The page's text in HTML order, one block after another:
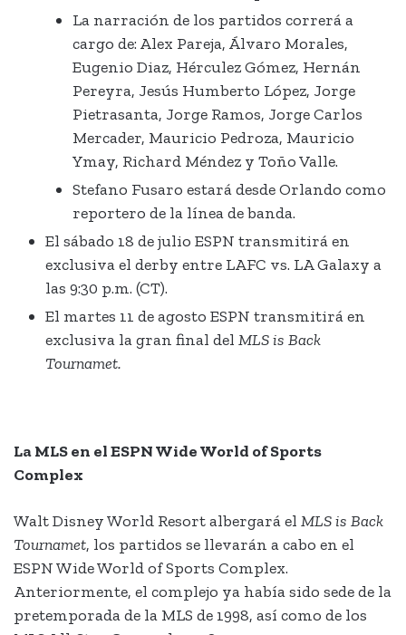
La narración de los partidos correrá a
cargo de: Alex Pareja, Álvaro Morales,
Eugenio Diaz, Hérculez Gómez, Hernán
Pereyra, Jesús Humberto López, Jorge
Pietrasanta, Jorge Ramos, Jorge Carlos
Mercader, Mauricio Pedroza, Mauricio
Ymay, Richard Méndez y Toño Valle.
Stefano Fusaro estará desde Orlando como
reportero de la línea de banda.
El sábado 18 de julio ESPN transmitirá en
exclusiva el derby entre LAFC vs. LA Galaxy a
las 9:30 p.m. (CT).
El martes 11 de agosto ESPN transmitirá en
exclusiva la gran final del MLS is Back
Tournamet.
La MLS en el ESPN Wide World of Sports
Complex
Walt Disney World Resort albergará el MLS is Back
Tournamet, los partidos se llevarán a cabo en el
ESPN Wide World of Sports Complex.
Anteriormente, el complejo ya había sido sede de la
pretemporada de la MLS de 1998, así como de los